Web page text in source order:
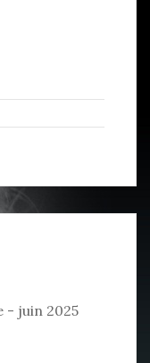
- juin 2025